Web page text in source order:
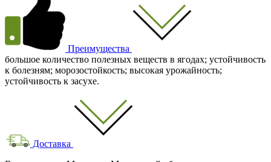
Преимущества
большое количество полезных веществ в ягодах; устойчивость
к болезням; морозостойкость; высокая урожайность;
устойчивость к засухе.
Доставка